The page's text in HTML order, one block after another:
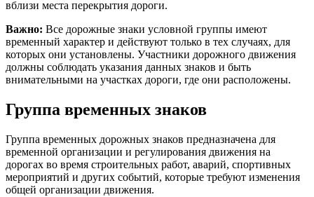
вблизи места перекрытия дороги.
Важно: Все дорожные знаки условной группы имеют
временный характер и действуют только в тех случаях, для
которых они установлены. Участники дорожного движения
должны соблюдать указания данных знаков и быть
внимательными на участках дороги, где они расположены.
Группа временных знаков
Группа временных дорожных знаков предназначена для
временной организации и регулирования движения на
дорогах во время строительных работ, аварий, спортивных
мероприятий и других событий, которые требуют изменения
общей организации движения.